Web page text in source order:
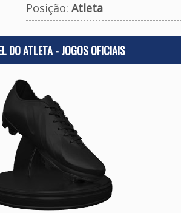
Posição: Atleta
DO ATLETA - JOGOS OFICIAIS